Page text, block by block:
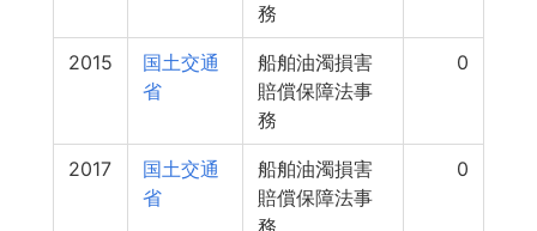
務
2015
国土交通
省
船舶油濁損害
賠償保障法事
務
0
2017
国土交通
省
船舶油濁損害
賠償保障法事
務
0